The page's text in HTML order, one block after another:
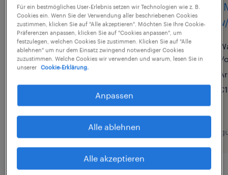
MAG-Schweißprofi
(m/w/d) für innovativen
Stahlbau im Großraum
Bretzfeld gesucht!
Arbeitnehmerüberlassung
€19,00 - €21,00 pro Stunde
(m/
7.
Für ein bestmögliches User-Erlebnis setzen wir Technologien wie z. B.
Cookies ein. Wenn Sie der Verwendung aller beschriebenen Cookies
zustimmen, klicken Sie auf "Alle akzeptieren". Möchten Sie Ihre Cookie-
Präferenzen anpassen, klicken Sie auf "Cookies anpassen", um
festzulegen, welchen Cookies Sie zustimmen. Klicken Sie auf "Alle
ablehnen" um nur dem Einsatz zwingend notwendiger Cookies
zuzustimmen. Welche Cookies wir verwenden und warum, lesen Sie in
unserer
Cookie-Erklärung.
Anpassen
Alle ablehnen
Alle akzeptieren